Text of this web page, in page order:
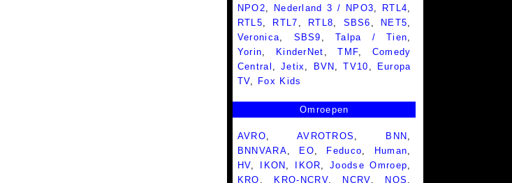
NPO2
Nederland 3 / NPO3 RTL4
RTL5
RTL7 RTL8 SBS6 NET5
Veronica
SBS9 ,Talpa / Tien
Yorin
KinderNet ,TMF
Comedy
Central
Jetix BVN ,TV10
Europa
TV
Fox Kids
Omroepen
AVRO, AVROTROS , BNN ,
BNNVARA, EO, Feduco, Human,
HV, IKON , IKOR,Joodse Omroep,
KRO , KRO-NCRV, NCRV, NOS ,